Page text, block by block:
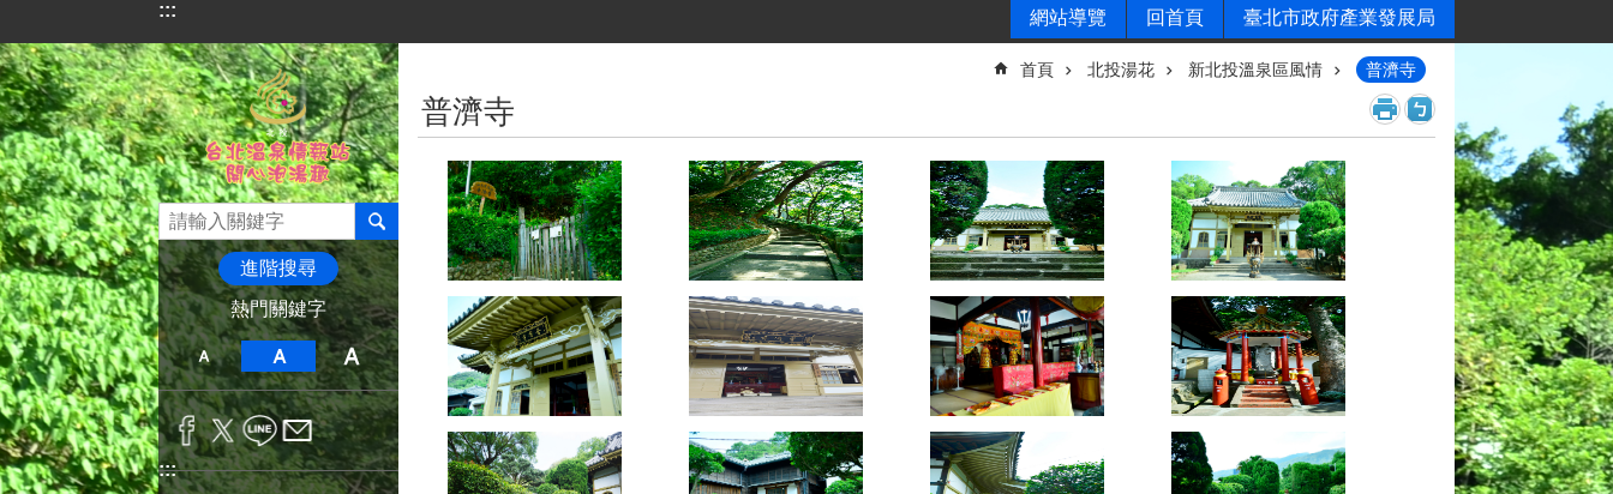
跳到主要內容區塊
::: 網站導覽 回首頁 臺北市政府產業發展局
進階搜尋
熱門關鍵字
:::
首頁 北投湯花 新北投溫泉區風情 普濟寺
普濟寺